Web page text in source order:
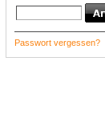
Passwort vergessen?